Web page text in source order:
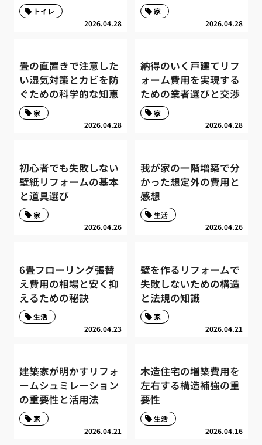
2026.04.28
トイレ
2026.04.28
家
畳の直置きで注意した
い湿気対策とカビを防
ぐための科学的な知恵
2026.04.28
家
納得のいく戸建てリフ
ォーム費用を実現する
ための業者選びと交渉
2026.04.28
家
初心者でも失敗しない
壁紙リフォームの基本
と道具選び
2026.04.26
家
我が家の一階増築で分
かった想定外の費用と
感想
2026.04.26
生活
6畳フローリング張替
え費用の相場と安く抑
えるための秘訣
2026.04.23
生活
壁を作るリフォームで
失敗しないための構造
と法規の知識
2026.04.21
家
建築家が明かすリフォ
ームシュミレーション
の重要性と活用法
2026.04.21
家
木造住宅の増築費用を
左右する構造補強の重
要性
2026.04.16
生活